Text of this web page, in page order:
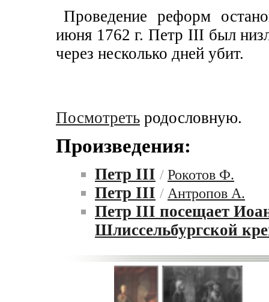
Проведение реформ
июня 1762 г. Петр III был
через несколько дней убит.
Посмотреть родословную.
Произведения:
Петр III / Рокотов Ф.
Петр III / Антропов А.
Петр III посещает
Шлиссельбургской